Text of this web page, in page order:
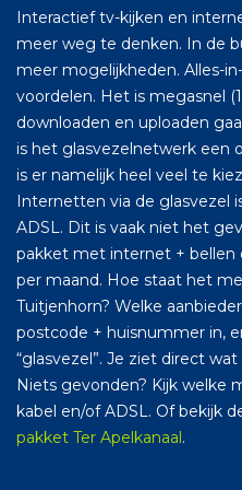
Interactief tv-kijken en
meer weg te denken. In de
meer mogelijkheden. Alles-
voordelen. Het is megasnel
downloaden en uploaden
is het glasvezelnetwerk een
is er namelijk heel veel te
Internetten via de glasvezel
ADSL. Dit is vaak niet het
pakket met internet + bellen
per maand. Hoe staat het
Tuitjenhorn? Welke
postcode + huisnummer in,
“glasvezel”. Je ziet direct
Niets gevonden? Kijk welke
kabel en/of ADSL. Of bekijk
pakket Ter Apelkanaal.